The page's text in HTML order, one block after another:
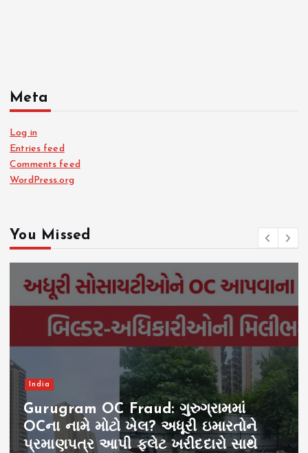
Meta
Log in
Entries feed
Comments feed
WordPress.org
You Missed
India
Rahul Gandhi Prayagraj:
પ્રયાગરાજમાં રાહુલ ગાંધીના કાર્યક્રમ પર
વિવાદ, ગ્રાઉન્ડ બુકિંગ રદ થતાં રાજકીય